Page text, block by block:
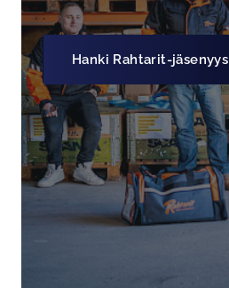
Hanki Rahtarit-jäsenyys